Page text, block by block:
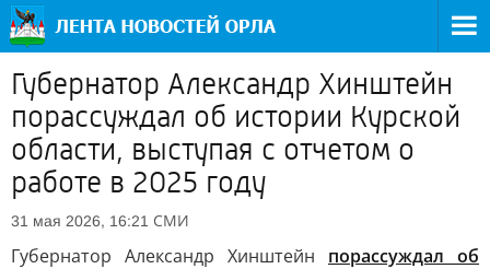
Губернатор Александр Хинштейн
порассуждал об истории Курской
области, выступая с отчетом о
работе в 2025 году
31 мая 2026, 16:21 СМИ
Губернатор Александр Хинштейн порассуждал об